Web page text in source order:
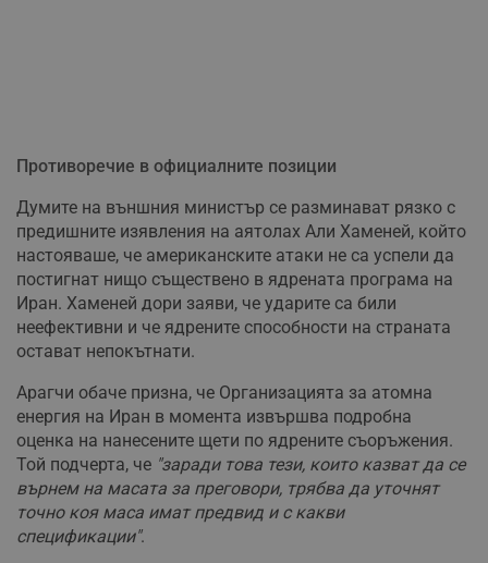
Противоречие в официалните позиции
Думите на външния министър се разминават рязко с
предишните изявления на аятолах Али Хаменей, който
настояваше, че американските атаки не са успели да
постигнат нищо съществено в ядрената програма на
Иран. Хаменей дори заяви, че ударите са били
неефективни и че ядрените способности на страната
остават непокътнати.
Арагчи обаче призна, че Организацията за атомна
енергия на Иран в момента извършва подробна
оценка на нанесените щети по ядрените съоръжения.
Той подчерта, че "заради това тези, които казват да се
върнем на масата за преговори, трябва да уточнят
точно коя маса имат предвид и с какви
спецификации".